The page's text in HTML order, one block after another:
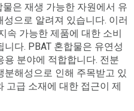
은 재생 가능한 자원에서 유
으로 알려져 있습니다. 이러
속 가능한 제품에 대한 소비
다. PBAT 혼합물은 유연성
분야에 적합합니다. 전분
해성으로 인해 주목받고 있
고급 소재에 대한 접근이 제